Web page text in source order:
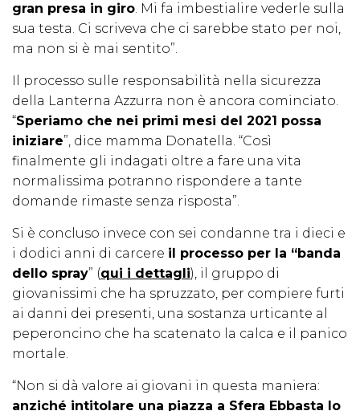
gran presa in giro. Mi fa imbestialire vederle sulla
sua testa. Ci scriveva che ci sarebbe stato per noi,
ma non si è mai sentito”.
Il processo sulle responsabilità nella sicurezza
della Lanterna Azzurra non è ancora cominciato.
“Speriamo che nei primi mesi del 2021 possa
iniziare”, dice mamma Donatella. “Così
finalmente gli indagati oltre a fare una vita
normalissima potranno rispondere a tante
domande rimaste senza risposta”.
Si è concluso invece con sei condanne tra i dieci e
i dodici anni di carcere il processo per la “banda
dello spray” (qui i dettagli), il gruppo di
giovanissimi che ha spruzzato, per compiere furti
ai danni dei presenti, una sostanza urticante al
peperoncino che ha scatenato la calca e il panico
mortale.
“Non si dà valore ai giovani in questa maniera:
anziché intitolare una piazza a Sfera Ebbasta lo